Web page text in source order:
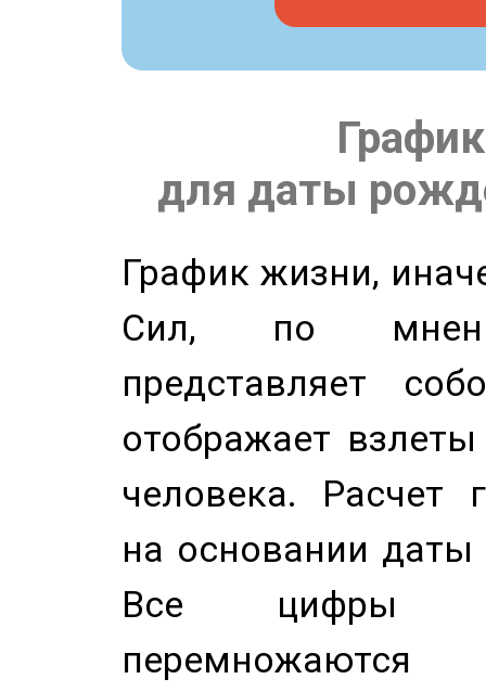
для даты
График жизни,
Сил, по
представляет
отображает
человека. Расчет
на основании
Все цифры